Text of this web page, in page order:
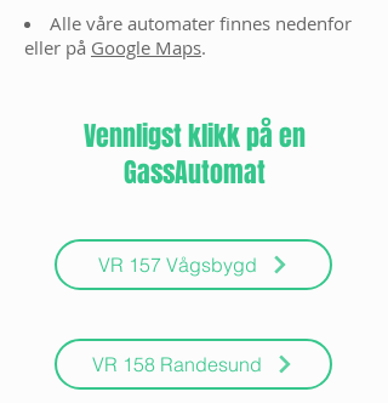
Alle våre automater finnes nedenfor
eller på Google Maps.
Vennligst klikk på en
GassAutomat
VR 157 Vågsbygd
VR 158 Randesund